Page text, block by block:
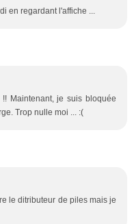
en regardant l'affiche ...
Maintenant, je suis bloquée
Trop nulle moi ... :(
le ditributeur de piles mais je